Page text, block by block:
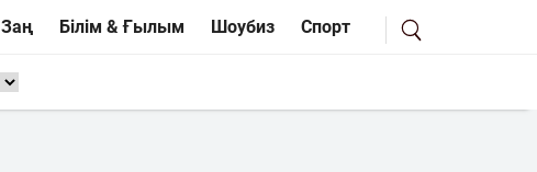
Заң Білім & Ғылым Шоубиз Спорт